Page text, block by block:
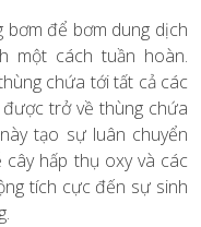
bơm để bơm dung dịch
một cách tuần hoàn.
chứa tới tất cả các
trở về thùng chứa
tạo sự luân chuyển
hấp thụ oxy và các
tích cực đến sự sinh